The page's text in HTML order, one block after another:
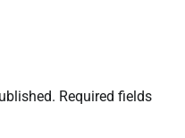
Required fields